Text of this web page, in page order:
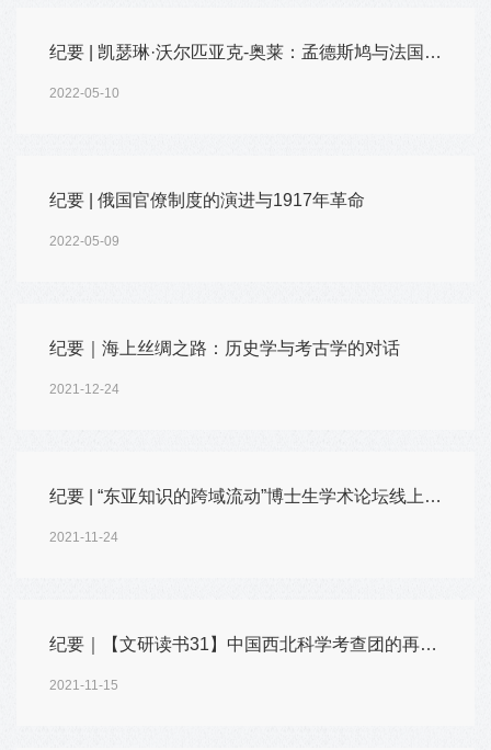
纪要 | 凯瑟琳·沃尔匹亚克-奥莱：孟德斯鸠与法国历史——从君主制起源到路易十四
2022-05-10
纪要 | 俄国官僚制度的演进与1917年革命
2022-05-09
纪要｜海上丝绸之路：历史学与考古学的对话
2021-12-24
纪要 | “东亚知识的跨域流动”博士生学术论坛线上顺利举办
2021-11-24
纪要｜【文研读书31】中国西北科学考查团的再发现——《丝路风云》《他乡月明》出版座谈会
2021-11-15